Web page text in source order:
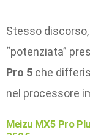
Stesso
“potenziata”
Pro 5 che
nel processore
Meizu MX5 Pro